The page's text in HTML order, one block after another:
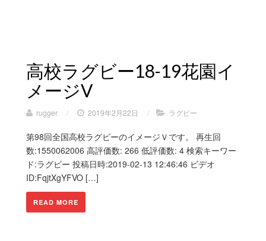
高校ラグビー18-19花園イ
メージV
rugger / 2019年2月22日 / ラグビー
第98回全国高校ラグビーのイメージＶです。 再生回
数:1550062006 高評価数: 266 低評価数: 4 検索キーワー
ド:ラグビー 投稿日時:2019-02-13 12:46:46 ビデオ
ID:FqjtXgYFVO […]
READ MORE